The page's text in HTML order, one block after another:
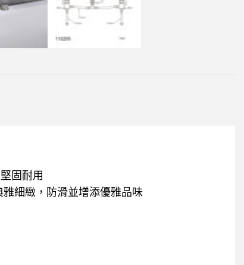
固耐用
細緻，防滑並增添優雅品味